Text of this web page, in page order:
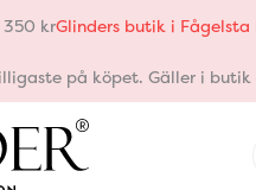
krGlinders butik i
på köpet. Gäller i butik